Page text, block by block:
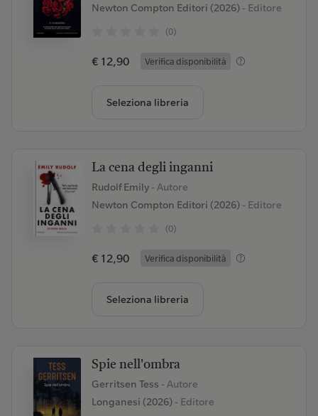
Newton Compton Editori (2026)- Editore
(0)
€ 12,90 Verifica disponibilità
Seleziona libreria
La cena degli inganni
Rudolf Emily - Autore
Newton Compton Editori (2026)- Editore
(0)
€ 12,90 Verifica disponibilità
Seleziona libreria
Spie nell'ombra
Gerritsen Tess - Autore
Longanesi (2026)- Editore